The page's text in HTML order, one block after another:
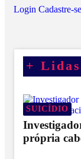
Login Cadastre-se
+ Lidas
SUICÍDIO
própria